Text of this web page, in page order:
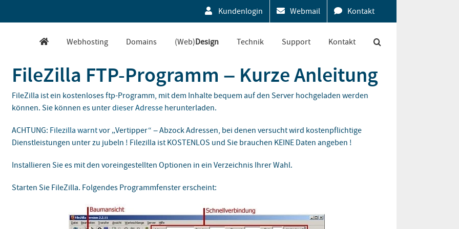
Kundenlogin Webmail Kontakt
Webhosting Domains (Web)Design Technik Support Kontakt
FileZilla FTP-Programm – Kurze Anleitung
FileZilla ist ein kostenloses ftp-Programm, mit dem Inhalte bequem auf den Server hochgeladen werden
können. Sie können es unterdieser Adresse herunterladen.
ACHTUNG: Filezilla warntvor „Vertipper“ – Abzock Adressen, bei denen versucht wird kostenpflichtige
Dienstleistungen unter zu jubeln ! Filezilla ist KOSTENLOS und Sie brauchen KEINE Daten angeben !
Installieren Sie es mit den voreingestellten Optionen in ein Verzeichnis Ihrer Wahl.
Starten Sie FileZilla. Folgendes Programmfenster erscheint: